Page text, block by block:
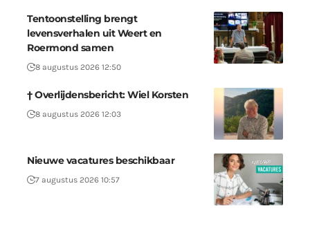
Tentoonstelling brengt
levensverhalen uit Weert en
Roermond samen
8 augustus 2026 12:50
† Overlijdensbericht: Wiel Korsten
8 augustus 2026 12:03
Nieuwe vacatures beschikbaar
7 augustus 2026 10:57